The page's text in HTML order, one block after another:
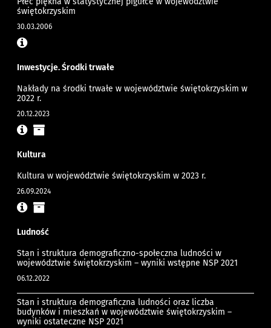
świętokrzyskim
30.03.2006
Inwestycje. Środki trwałe
Nakłady na środki trwałe w województwie świętokrzyskim w
2022 r.
20.12.2023
Kultura
Kultura w województwie świętokrzyskim w 2023 r.
26.09.2024
Ludność
Stan i struktura demograficzno-społeczna ludności w
województwie świętokrzyskim – wyniki wstępne NSP 2021
06.12.2022
Stan i struktura demograficzna ludności oraz liczba
budynków i mieszkań w województwie świętokrzyskim –
wyniki ostateczne NSP 2021